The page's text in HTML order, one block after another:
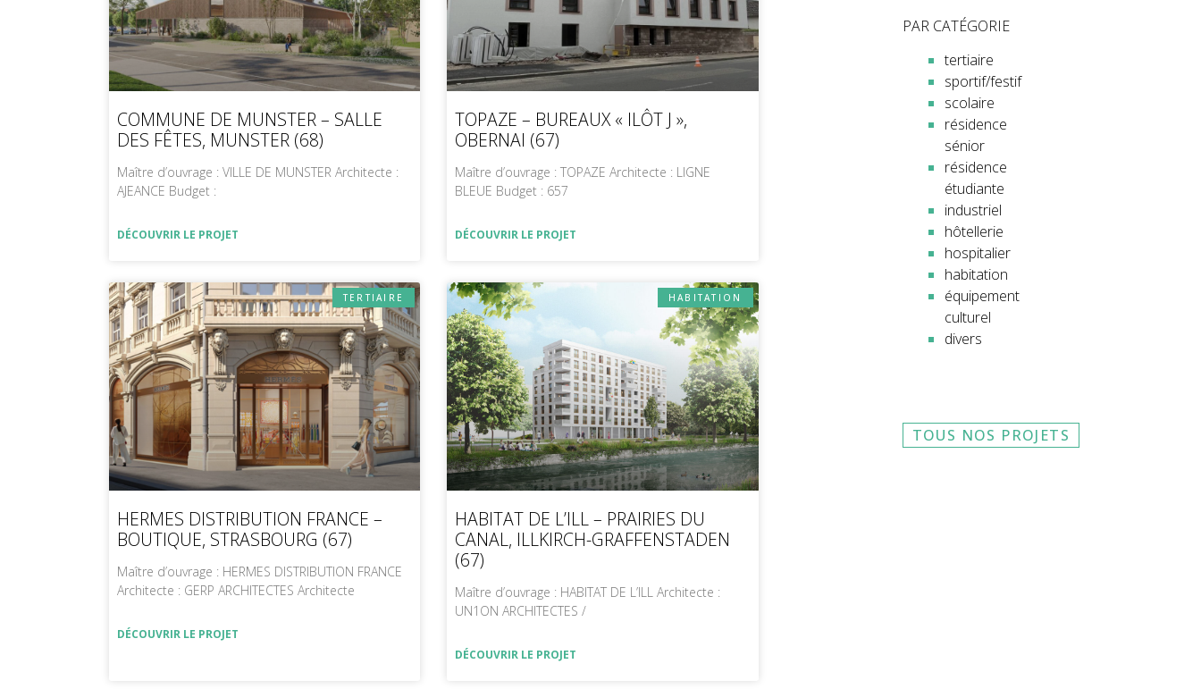
COMMUNE DE MUNSTER – SALLE
DES FÊTES, MUNSTER (68)
Maître d’ouvrage : VILLE DE MUNSTER Architecte :
AJEANCE Budget :
DÉCOUVRIR LE PROJET
TOPAZE – BUREAUX « ILÔT J »,
OBERNAI (67)
Maître d’ouvrage : TOPAZE Architecte : LIGNE
BLEUE Budget : 657
DÉCOUVRIR LE PROJET
TERTIAIRE
HERMES DISTRIBUTION FRANCE –
BOUTIQUE, STRASBOURG (67)
Maître d’ouvrage : HERMES DISTRIBUTION FRANCE
Architecte : GERP ARCHITECTES Architecte
DÉCOUVRIR LE PROJET
HABITATION
HABITAT DE L’ILL – PRAIRIES DU
CANAL, ILLKIRCH-GRAFFENSTADEN
(67)
Maître d’ouvrage : HABITAT DE L’ILL Architecte :
UN1ON ARCHITECTES /
DÉCOUVRIR LE PROJET
PAR CATÉGORIE
tertiaire
sportif/festif
scolaire
résidence
sénior
résidence
étudiante
industriel
hôtellerie
hospitalier
habitation
équipement
culturel
divers
TOUS NOS PROJETS